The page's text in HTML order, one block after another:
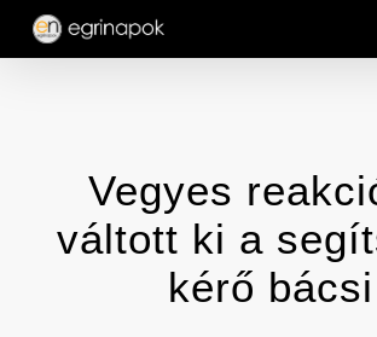
Skip
Vegyes
váltott ki a
kérő bácsi